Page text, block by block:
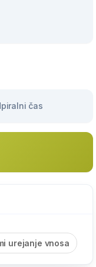
čas
urejanje vnosa